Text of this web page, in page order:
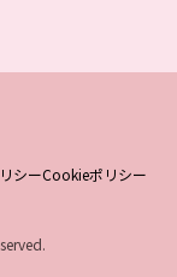
シーCookieポリシー